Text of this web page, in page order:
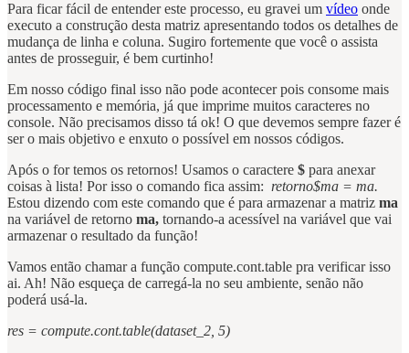
Para ficar fácil de entender este processo, eu gravei um vídeo onde
executo a construção desta matriz apresentando todos os detalhes de
mudança de linha e coluna. Sugiro fortemente que você o assista
antes de prosseguir, é bem curtinho!
Em nosso código final isso não pode acontecer pois consome mais
processamento e memória, já que imprime muitos caracteres no
console. Não precisamos disso tá ok! O que devemos sempre fazer é
ser o mais objetivo e enxuto o possível em nossos códigos.
Após o for temos os retornos! Usamos o caractere $ para anexar
coisas à lista! Por isso o comando fica assim: retorno$ma = ma.
Estou dizendo com este comando que é para armazenar a matriz ma
na variável de retorno ma, tornando-a acessível na variável que vai
armazenar o resultado da função!
Vamos então chamar a função compute.cont.table pra verificar isso
ai. Ah! Não esqueça de carregá-la no seu ambiente, senão não
poderá usá-la.
res = compute.cont.table(dataset_2, 5)